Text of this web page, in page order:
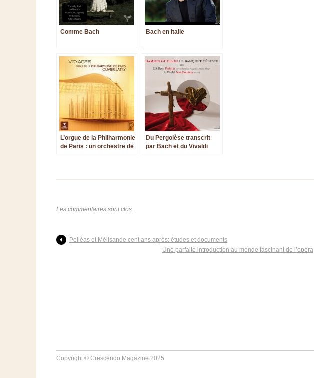
Comme Bach Bach en Italie
L’orgue de la Philharmonie
de Paris : un orchestre de
Du Pergolèse transcrit
par Bach et du Vivaldi
Les commentaires sont clos.
Pelléas et Mélisande cent ans après: études et documents
Une parfaite introduction au monde fascinant de l’opéra
Copyright © Crescendo Magazine 2025